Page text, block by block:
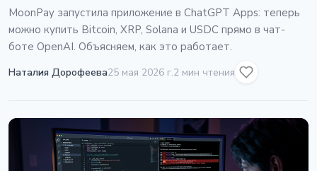
MoonPay запустила приложение в ChatGPT Apps: теперь
можно купить Bitcoin, XRP, Solana и USDC прямо в чат-
боте OpenAI. Объясняем, как это работает.
Наталия Дорофеева25 мая 2026 г.2 мин чтения